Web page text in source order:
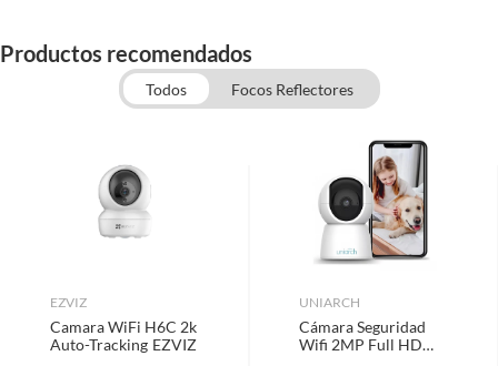
Tipo de cámara
Cámara convencional
Conectividad/conexió
PO-JK4N1080P
Resolución de
pantalla
FHD (1.920 x 1.080)
Productos recomendados
Todos Focos Reflectores
EZVIZ
Camara WiFi H6C 2k
Auto-Tracking EZVIZ
UNIARCH
Cámara Seguridad
Wifi 2MP Full HD